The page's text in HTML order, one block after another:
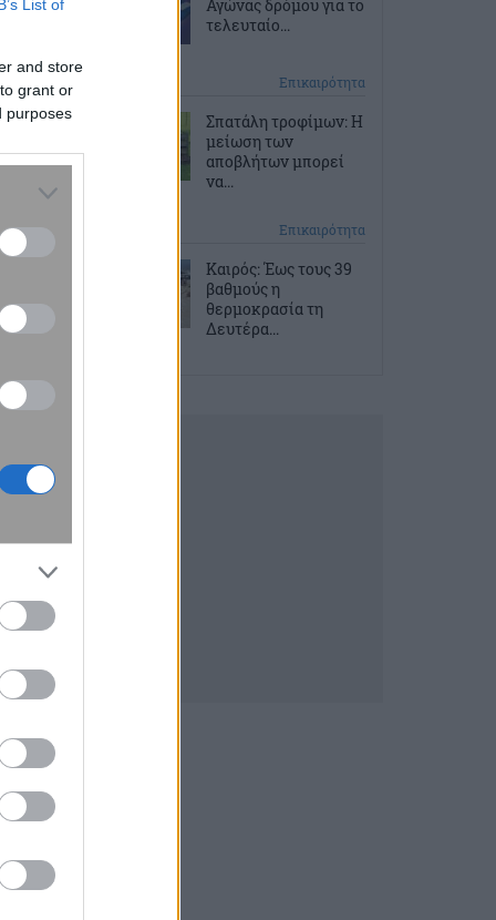
List of
and store
grant or
purposes
Αγώνας δρόμου για το
τελευταίο...
Επικαιρότητα
Σπατάλη τροφίμων: Η
μείωση των
αποβλήτων μπορεί
να...
Επικαιρότητα
Καιρός: Έως τους 39
βαθμούς η
θερμοκρασία τη
Δευτέρα...